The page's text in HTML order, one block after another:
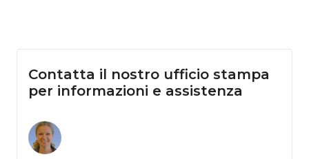
Contatta il nostro ufficio stampa
per informazioni e assistenza